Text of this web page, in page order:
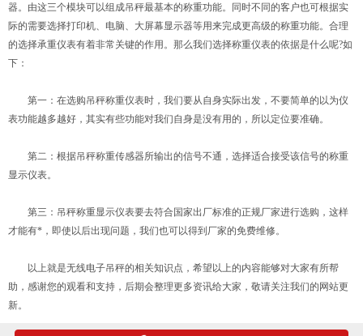
器。由这三个模块可以组成吊秤最基本的称重功能。同时不同的客户也可根据实
际的需要选择打印机、电脑、大屏幕显示器等用来完成更高级的称重功能。合理
的选择承重仪表有着非常关键的作用。那么我们选择称重仪表的依据是什么呢?如
下：
第一：在选购吊秤称重仪表时，我们要从自身实际出发，不要简单的以为仪
表功能越多越好，其实有些功能对我们自身是没有用的，所以定位要准确。
第二：根据吊秤称重传感器所输出的信号不通，选择适合接受该信号的称重
显示仪表。
第三：吊秤称重显示仪表要去符合国家出厂标准的正规厂家进行选购，这样
才能有*，即使以后出现问题，我们也可以得到厂家的免费维修。
以上就是无线电子吊秤的相关知识点，希望以上的内容能够对大家有所帮
助，感谢您的观看和支持，后期会整理更多资讯给大家，敬请关注我们的网站更
新。